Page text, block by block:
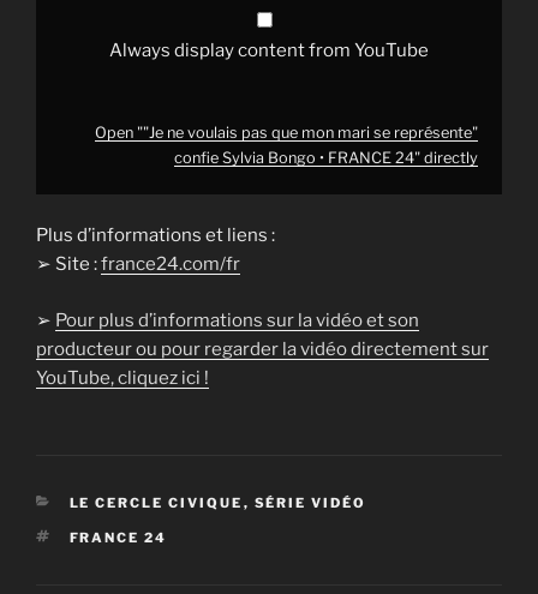
Always display content from YouTube
Open ""Je ne voulais pas que mon mari se représente"
confie Sylvia Bongo • FRANCE 24" directly
Plus d’informations et liens :
➢ Site :france24.com/fr
➢ Pour plus d’informations sur la vidéo et son
producteur ou pour regarder la vidéo directement sur
YouTube, cliquez ici !
CATÉGORIES
LE CERCLE CIVIQUE , SÉRIE VIDÉO
ÉTIQUETTES
FRANCE 24